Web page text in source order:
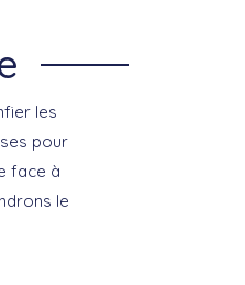
les
pour
face à
le